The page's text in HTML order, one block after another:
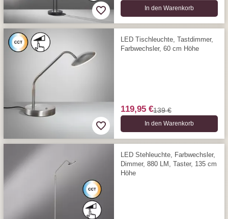
In den Warenkorb
LED Tischleuchte, Tastdimmer,
Farbwechsler, 60 cm Höhe
119,95 €139 €
In den Warenkorb
LED Stehleuchte, Farbwechsler,
Dimmer, 880 LM, Taster, 135 cm
Höhe